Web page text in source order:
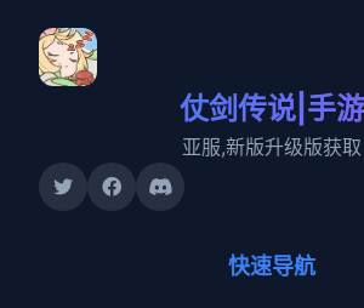
仗剑传说|手游
亚服,新版升级版获取
快速导航